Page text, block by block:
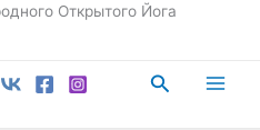
Открытого Йога
Поиск